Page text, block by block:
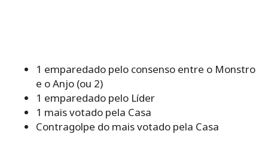
1 emparedado pelo consenso entre o Monstro
e o Anjo (ou 2)
1 emparedado pelo Líder
1 mais votado pela Casa
Contragolpe do mais votado pela Casa